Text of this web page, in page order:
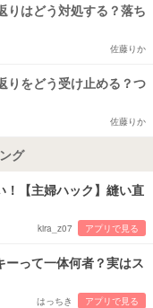
りはどう対処する？落ち
佐藤りか
りをどう受け止める？つ
佐藤りか
グ
！【主婦ハック】縫い直
kira_z07 アプリで見る
ーって一体何者？実はス
はっちき アプリで見る